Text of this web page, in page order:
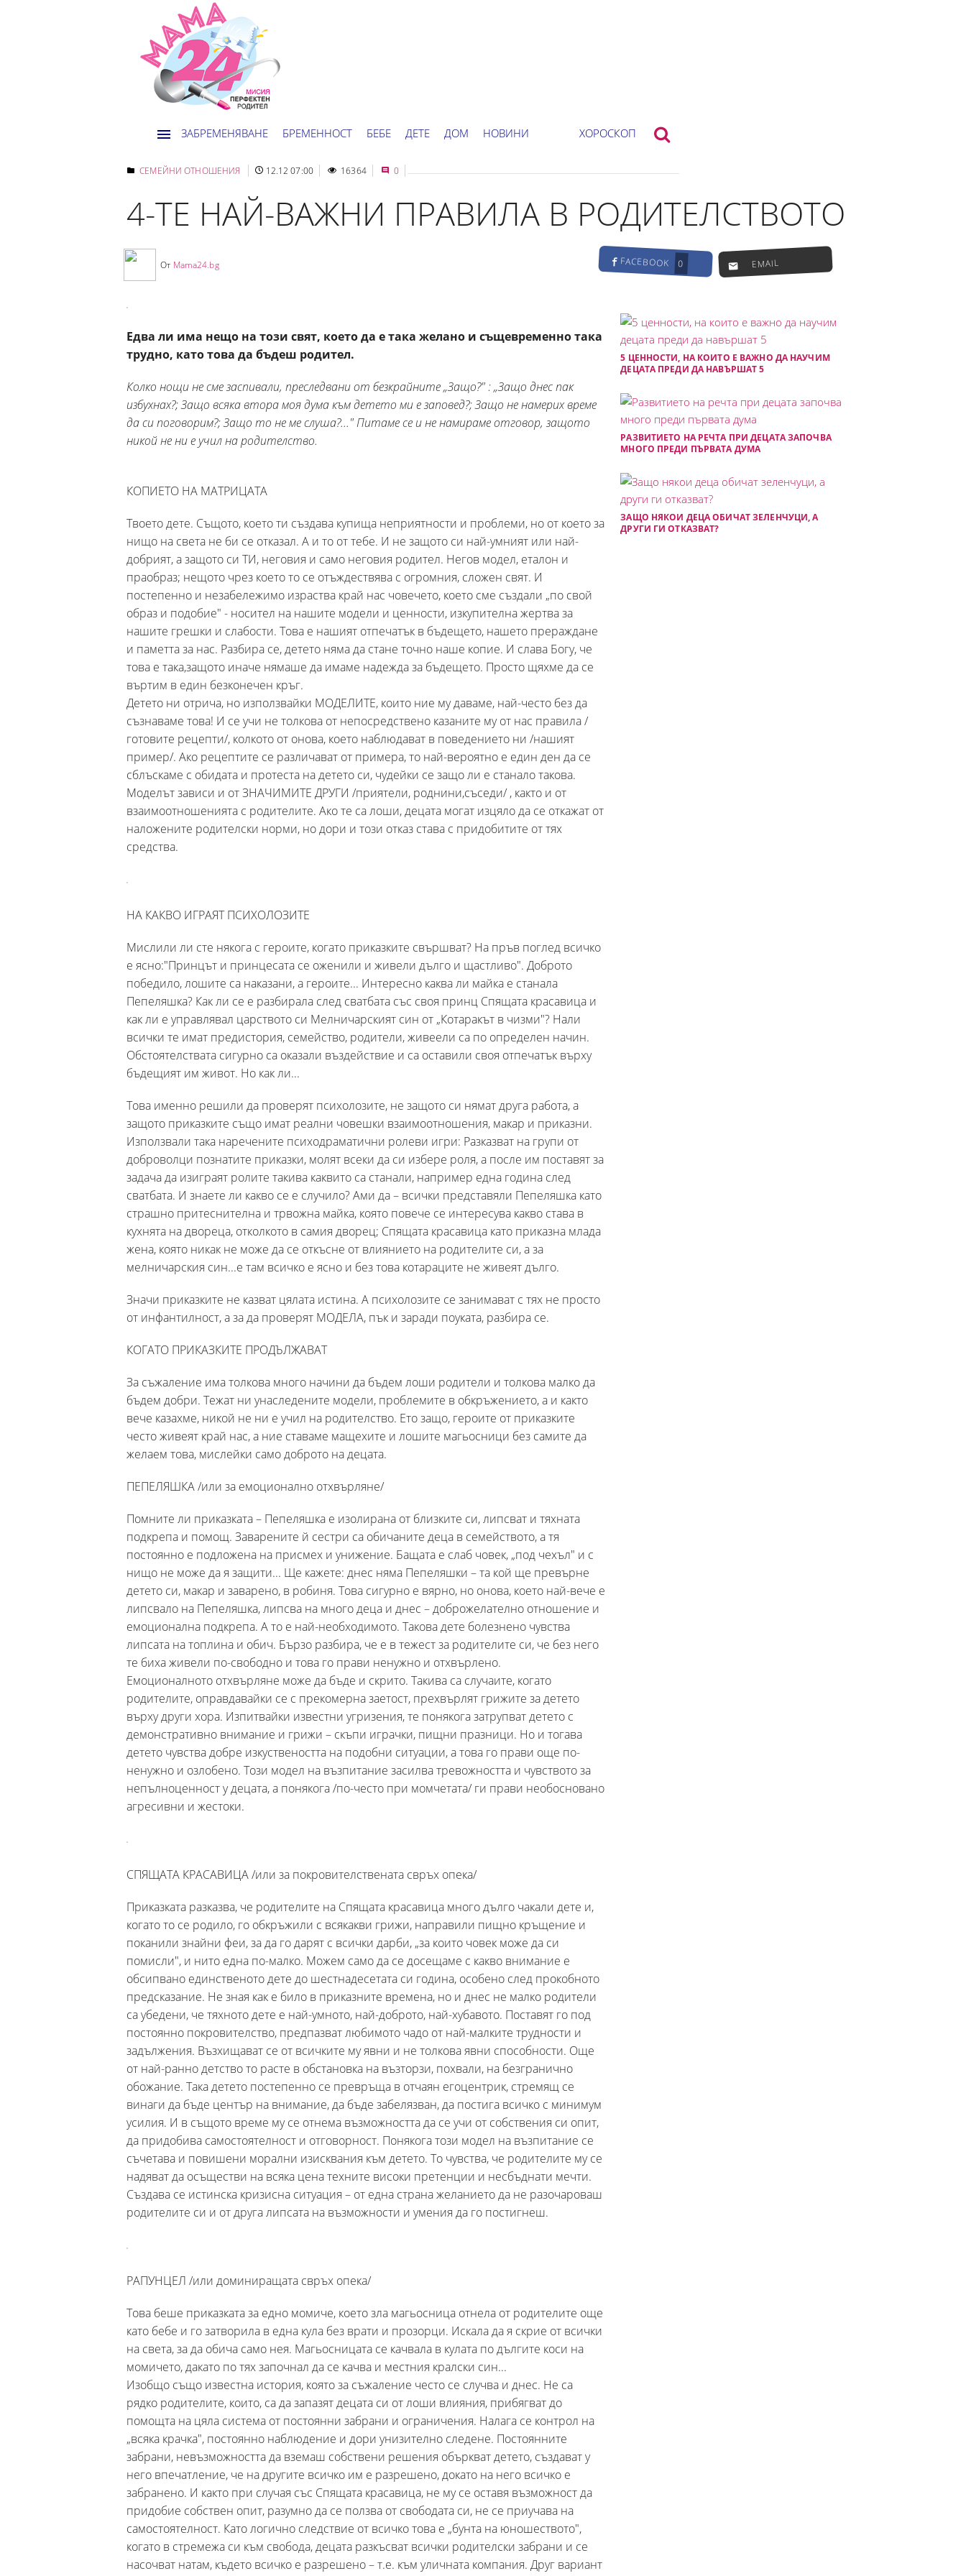
ЗАБРЕМЕНЯВАНЕ БРЕМЕННОСТ БЕБЕ ДЕТЕ ДОМ НОВИНИ ХОРОСКОП
СЕМЕЙНИ ОТНОШЕНИЯ 12.12 07:00 16364 0
4-ТЕ НАЙ-ВАЖНИ ПРАВИЛА В РОДИТЕЛСТВОТО
От Mama24.bg FACEBOOK 0 EMAIL
Едва ли има нещо на този свят, което да е така желано и същевременно така
трудно, като това да бъдеш родител.
Колко нощи не сме заспивали, преследвани от безкрайните „Защо?" : „Защо днес пак
избухнах?; Защо всяка втора моя дума към детето ми е заповед?; Защо не намерих време
да си поговорим?; Защо то не ме слуша?..." Питаме се и не намираме отговор, защото
никой не ни е учил на родителство.
КОПИЕТО НА МАТРИЦАТА
Твоето дете. Същото, което ти създава купища неприятности и проблеми, но от което за
нищо на света не би се отказал. А и то от тебе. И не защото си най-умният или най-
добрият, а защото си ТИ, неговия и само неговия родител. Негов модел, еталон и
праобраз; нещото чрез което то се отъждествява с огромния, сложен свят. И
постепенно и незабележимо израства край нас човечето, което сме създали „по свой
образ и подобие" - носител на нашите модели и ценности, изкупителна жертва за
нашите грешки и слабости. Това е нашият отпечатък в бъдещето, нашето прераждане
и паметта за нас. Разбира се, детето няма да стане точно наше копие. И слава Богу, че
това е така,защото иначе нямаше да имаме надежда за бъдещето. Просто щяхме да се
въртим в един безконечен кръг.
Детето ни отрича, но използвайки МОДЕЛИТЕ, които ние му даваме, най-често без да
съзнаваме това! И се учи не толкова от непосредствено казаните му от нас правила /
готовите рецепти/, колкото от онова, което наблюдават в поведението ни /нашият
пример/. Ако рецептите се различават от примера, то най-вероятно е един ден да се
сблъскаме с обидата и протеста на детето си, чудейки се защо ли е станало такова.
Моделът зависи и от ЗНАЧИМИТЕ ДРУГИ /приятели, роднини,съседи/ , както и от
взаимоотношенията с родителите. Ако те са лоши, децата могат изцяло да се откажат от
наложените родителски норми, но дори и този отказ става с придобитите от тях
средства.
НА КАКВО ИГРАЯТ ПСИХОЛОЗИТЕ
Мислили ли сте някога с героите, когато приказките свършват? На пръв поглед всичко
е ясно:"Принцът и принцесата се оженили и живели дълго и щастливо". Доброто
победило, лошите са наказани, а героите... Интересно каква ли майка е станала
Пепеляшка? Как ли се е разбирала след сватбата със своя принц Спящата красавица и
как ли е управлявал царството си Мелничарският син от „Котаракът в чизми"? Нали
всички те имат предистория, семейство, родители, живеели са по определен начин.
Обстоятелствата сигурно са оказали въздействие и са оставили своя отпечатък върху
бъдещият им живот. Но как ли...
Това именно решили да проверят психолозите, не защото си нямат друга работа, а
защото приказките също имат реални човешки взаимоотношения, макар и приказни.
Използвали така наречените психодраматични ролеви игри: Разказват на групи от
доброволци познатите приказки, молят всеки да си избере роля, а после им поставят за
задача да изиграят ролите такива каквито са станали, например една година след
сватбата. И знаете ли какво се е случило? Ами да – всички представяли Пепеляшка като
страшно притеснителна и трвожна майка, която повече се интересува какво става в
кухнята на двореца, отколкото в самия дворец; Спящата красавица като приказна млада
жена, която никак не може да се откъсне от влиянието на родителите си, а за
мелничарския син...е там всичко е ясно и без това котараците не живеят дълго.
Значи приказките не казват цялата истина. А психолозите се занимават с тях не просто
от инфантилност, а за да проверят МОДЕЛА, пък и заради поуката, разбира се.
КОГАТО ПРИКАЗКИТЕ ПРОДЪЛЖАВАТ
За съжаление има толкова много начини да бъдем лоши родители и толкова малко да
бъдем добри. Тежат ни унаследените модели, проблемите в обкръжението, а и както
вече казахме, никой не ни е учил на родителство. Ето защо, героите от приказките
често живеят край нас, а ние ставаме мащехите и лошите магьосници без самите да
желаем това, мислейки само доброто на децата.
ПЕПЕЛЯШКА /или за емоционално отхвърляне/
Помните ли приказката – Пепеляшка е изолирана от близките си, липсват и тяхната
подкрепа и помощ. Заварените й сестри са обичаните деца в семейството, а тя
постоянно е подложена на присмех и унижение. Бащата е слаб човек, „под чехъл" и с
нищо не може да я защити... Ще кажете: днес няма Пепеляшки – та кой ще превърне
детето си, макар и заварено, в робиня. Това сигурно е вярно, но онова, което най-вече е
липсвало на Пепеляшка, липсва на много деца и днес – доброжелателно отношение и
емоционална подкрепа. А то е най-необходимото. Такова дете болезнено чувства
липсата на топлина и обич. Бързо разбира, че е в тежест за родителите си, че без него
те биха живели по-свободно и това го прави ненужно и отхвърлено.
Емоционалното отхвърляне може да бъде и скрито. Такива са случаите, когато
родителите, оправдавайки се с прекомерна заетост, прехвърлят грижите за детето
върху други хора. Изпитвайки известни угризения, те понякога затрупват детето с
демонстративно внимание и грижи – скъпи играчки, пищни празници. Но и тогава
детето чувства добре изкуствеността на подобни ситуации, а това го прави още по-
ненужно и озлобено. Този модел на възпитание засилва тревожността и чувството за
непълноценност у децата, а понякога /по-често при момчетата/ ги прави необосновано
агресивни и жестоки.
СПЯЩАТА КРАСАВИЦА /или за покровителствената свръх опека/
Приказката разказва, че родителите на Спящата красавица много дълго чакали дете и,
когато то се родило, го обкръжили с всякакви грижи, направили пищно кръщение и
поканили знайни феи, за да го дарят с всички дарби, „за които човек може да си
помисли", и нито една по-малко. Можем само да се досещаме с какво внимание е
обсипвано единственото дете до шестнадесетата си година, особено след прокобното
предсказание. Не зная как е било в приказните времена, но и днес не малко родители
са убедени, че тяхното дете е най-умното, най-доброто, най-хубавото. Поставят го под
постоянно покровителство, предпазват любимото чадо от най-малките трудности и
задължения. Възхищават се от всичките му явни и не толкова явни способности. Още
от най-ранно детство то расте в обстановка на възторзи, похвали, на безгранично
обожание. Така детето постепенно се превръща в отчаян егоцентрик, стремящ се
винаги да бъде център на внимание, да бъде забелязван, да постига всичко с минимум
усилия. И в същото време му се отнема възможността да се учи от собствения си опит,
да придобива самостоятелност и отговорност. Понякога този модел на възпитание се
съчетава и повишени морални изисквания към детето. То чувства, че родителите му се
надяват да осъществи на всяка цена техните високи претенции и несбъднати мечти.
Създава се истинска кризисна ситуация – от една страна желанието да не разочароваш
родителите си и от друга липсата на възможности и умения да го постигнеш.
РАПУНЦЕЛ /или доминиращата свръх опека/
Това беше приказката за едно момиче, което зла магьосница отнела от родителите още
като бебе и го затворила в една кула без врати и прозорци. Искала да я скрие от всички
на света, за да обича само нея. Магьосницата се качвала в кулата по дългите коси на
момичето, дакато по тях започнал да се качва и местния кралски син...
Изобщо също известна история, която за съжаление често се случва и днес. Не са
рядко родителите, които, са да запазят децата си от лоши влияния, прибягват до
помощта на цяла система от постоянни забрани и ограничения. Налага се контрол на
„всяка крачка", постоянно наблюдение и дори унизително следене. Постоянните
забрани, невъзможността да вземаш собствени решения объркват детето, създават у
него впечатление, че на другите всичко им е разрешено, докато на него всичко е
забранено. И както при случая със Спящата красавица, не му се оставя възможност да
придобие собствен опит, разумно да се ползва от свободата си, не се приучава на
самостоятелност. Като логично следствие от всичко това е „бунта на юношеството",
когато в стремежа си към свобода, децата разкъсват всички родителски забрани и се
насочват натам, където всичко е разрешено – т.е. към уличната компания. Друг вариант
5 ЦЕННОСТИ, НА КОИТО Е ВАЖНО ДА НАУЧИМ
ДЕЦАТА ПРЕДИ ДА НАВЪРШАТ 5
РАЗВИТИЕТО НА РЕЧТА ПРИ ДЕЦАТА ЗАПОЧВА
МНОГО ПРЕДИ ПЪРВАТА ДУМА
ЗАЩО НЯКОИ ДЕЦА ОБИЧАТ ЗЕЛЕНЧУЦИ, А
ДРУГИ ГИ ОТКАЗВАТ?